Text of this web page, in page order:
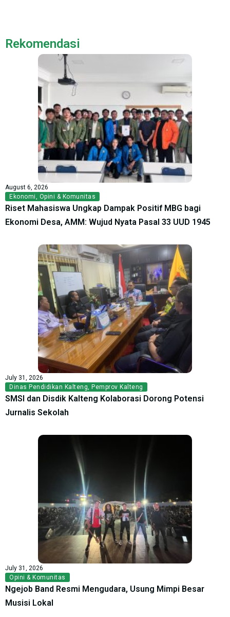
Rekomendasi
August 6, 2026
Ekonomi, Opini & Komunitas
Riset Mahasiswa Ungkap Dampak Positif MBG bagi
Ekonomi Desa, AMM: Wujud Nyata Pasal 33 UUD 1945
July 31, 2026
Dinas Pendidikan Kalteng, Pemprov Kalteng
SMSI dan Disdik Kalteng Kolaborasi Dorong Potensi
Jurnalis Sekolah
July 31, 2026
Opini & Komunitas
Ngejob Band Resmi Mengudara, Usung Mimpi Besar
Musisi Lokal